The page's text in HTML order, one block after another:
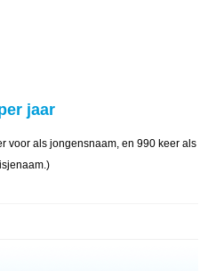
jaar
voor als jongensnaam, en 990 keer als